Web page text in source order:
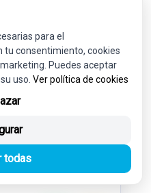
OEM: 4F9955711E
para el
tu consentimiento, cookies
Puedes aceptar
uso. Ver política de cookies
todas